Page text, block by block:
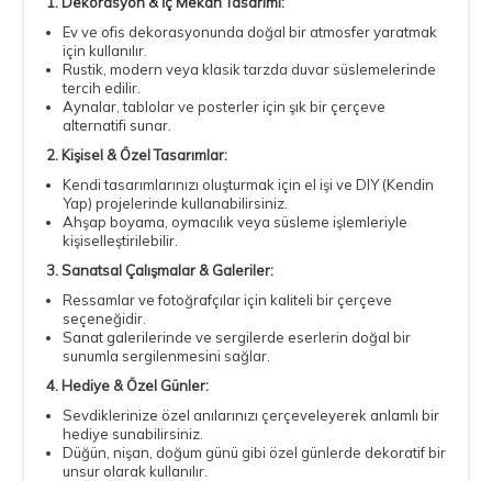
Ev ve ofis dekorasyonunda doğal bir atmosfer yaratmak
için kullanılır.
Rustik, modern veya klasik tarzda duvar süslemelerinde
tercih edilir.
Aynalar, tablolar ve posterler için şık bir çerçeve
alternatifi sunar.
2. Kişisel & Özel Tasarımlar:
Kendi tasarımlarınızı oluşturmak için el işi ve DIY (Kendin
Yap) projelerinde kullanabilirsiniz.
Ahşap boyama, oymacılık veya süsleme işlemleriyle
kişiselleştirilebilir.
3. Sanatsal Çalışmalar & Galeriler:
Ressamlar ve fotoğrafçılar için kaliteli bir çerçeve
seçeneğidir.
Sanat galerilerinde ve sergilerde eserlerin doğal bir
sunumla sergilenmesini sağlar.
4. Hediye & Özel Günler:
Sevdiklerinize özel anılarınızı çerçeveleyerek anlamlı bir
hediye sunabilirsiniz.
Düğün, nişan, doğum günü gibi özel günlerde dekoratif bir
unsur olarak kullanılır.